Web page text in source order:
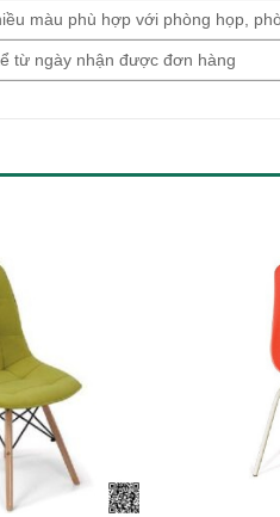
màu phù hợp với phòng họp,
từ ngày nhận được đơn hàng